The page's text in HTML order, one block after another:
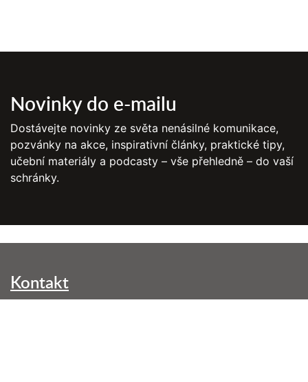
Novinky do e-mailu
Dostávejte novinky ze světa nenásilné komunikace,
pozvánky na akce, inspirativní články, praktické tipy,
učební materiály a podcasty – vše přehledně – do vaší
schránky.
Kontakt
NVC Brno, z. s.